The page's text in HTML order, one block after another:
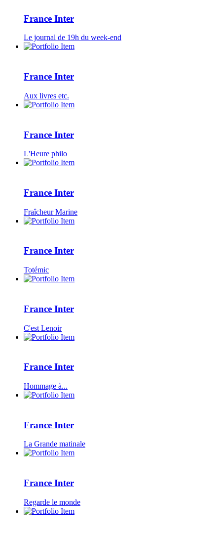
France Inter
Le journal de 19h du week-end
France Inter
Aux livres etc.
France Inter
L'Heure philo
France Inter
Fraîcheur Marine
France Inter
Totémic
France Inter
C'est Lenoir
France Inter
Hommage à...
France Inter
La Grande matinale
France Inter
Regarde le monde